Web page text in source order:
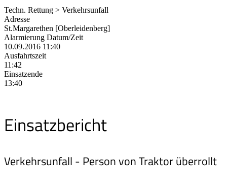
Techn. Rettung > Verkehrsunfall
Adresse
St.Margarethen [Oberleidenberg]
Alarmierung Datum/Zeit
10.09.2016 11:40
Ausfahrtszeit
11:42
Einsatzende
13:40
Einsatzbericht
Verkehrsunfall - Person von Traktor überrollt